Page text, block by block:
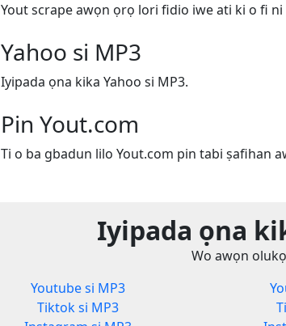
Yout scrape awọn ọrọ lori fidio iwe ati ki o fi
Yahoo si MP3
Iyipada ọna kika Yahoo si MP3.
Pin Yout.com
Ti o ba gbadun lilo Yout.com pin tabi ṣafihan
Iyipada ọna
Wo awọn
Youtube si MP3
Tiktok si MP3